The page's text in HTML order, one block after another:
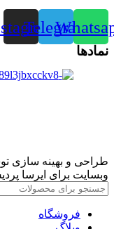
Telegram
نمادها
طراحی و بهینه سازی
وبسایت برای ایرسا
فروشگاه